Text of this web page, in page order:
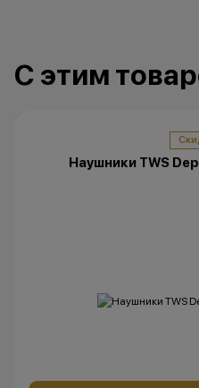
С этим
Наушники TWS